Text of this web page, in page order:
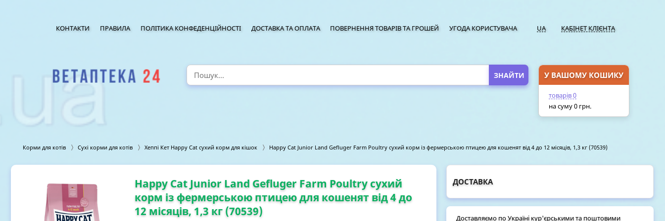
UA КАБІНЕТ КЛІЄНТА
КОНТАКТИ ПРАВИЛА ПОЛІТИКА КОНФЕДЕНЦІЙНОСТІ ДОСТАВКА ТА ОПЛАТА ПОВЕРНЕННЯ ТОВАРІВ ТА ГРОШЕЙ УГОДА КОРИСТУВАЧА
Корми для котів Сухі корми для котів Хеппі Кет Happy Cat сухий корм для кішок Happy Cat Junior Land Gefluger Farm Poultry сухий корм із фермерською птицею для кошенят від 4 до 12 місяців, 1,3 кг (70539)
Happy Cat Junior Land Gefluger Farm Poultry сухий
корм із фермерською птицею для кошенят від 4 до
12 місяців, 1,3 кг (70539)
ДОСТАВКА
Доставляємо по Україні кур'єрськими та поштовими
У ВАШОМУ КОШИКУ
ПЕРЕЙТИ У КОШИК
товарів0
на суму0 грн.